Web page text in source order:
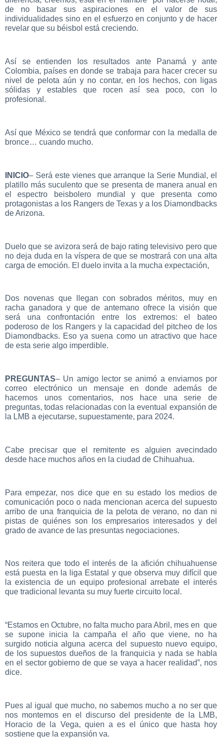
de no basar sus aspiraciones en el valor de sus
individualidades sino en el esfuerzo en conjunto y de hacer
revelar que su béisbol está creciendo.
Así se entienden los resultados ante Panamá y ante
Colombia, países en donde se trabaja para hacer crecer su
nivel de pelota aún y no contar, en los hechos, con ligas
sólidas y estables que rocen así sea poco, con lo
profesional.
Así que México se tendrá que conformar con la medalla de
bronce… cuando mucho.
INICIO– Será este vienes que arranque la Serie Mundial, el
platillo más suculento que se presenta de manera anual en
el espectro beisbolero mundial y que presenta como
protagonistas a los Rangers de Texas y a los Diamondbacks
de Arizona.
Duelo que se avizora será de bajo rating televisivo pero que
no deja duda en la víspera de que se mostrará con una alta
carga de emoción. El duelo invita a la mucha expectación,
Dos novenas que llegan con sobrados méritos, muy en
racha ganadora y que de antemano ofrece la visión que
será una confrontación entre los extremos: el bateo
poderoso de los Rangers y la capacidad del pitcheo de los
Diamondbacks. Eso ya suena como un atractivo que hace
de esta serie algo imperdible.
PREGUNTAS– Un amigo lector se animó a enviarnos por
correo electrónico un mensaje en donde además de
hacernos unos comentarios, nos hace una serie de
preguntas, todas relacionadas con la eventual expansión de
la LMB a ejecutarse, supuestamente, para 2024.
Cabe precisar que el remitente es alguien avecindado
desde hace muchos años en la ciudad de Chihuahua.
Para empezar, nos dice que en su estado los medios de
comunicación poco o nada mencionan acerca del supuesto
arribo de una franquicia de la pelota de verano, no dan ni
pistas de quiénes son los empresarios interesados y del
grado de avance de las presuntas negociaciones.
Nos reitera que todo el interés de la afición chihuahuense
está puesta en la liga Estatal y que observa muy difícil que
la existencia de un equipo profesional arrebate el interés
que tradicional levanta su muy fuerte circuito local.
“Estamos en Octubre, no falta mucho para Abril, mes en que
se supone inicia la campaña el año que viene, no ha
surgido noticia alguna acerca del supuesto nuevo equipo,
de los supuestos dueños de la franquicia y nada se habla
en el sector gobierno de que se vaya a hacer realidad”, nos
dice.
Pues al igual que mucho, no sabemos mucho a no ser que
nos montemos en el discurso del presidente de la LMB,
Horacio de la Vega, quien a es el único que hasta hoy
sostiene que la expansión va.